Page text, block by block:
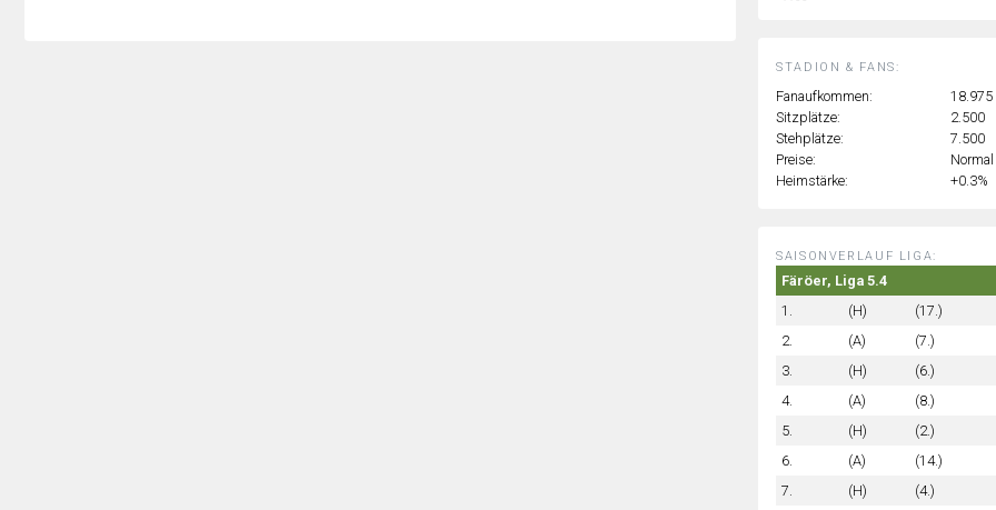
STADION & FANS:
Fanaufkommen:
18.975
Sitzplätze:
2.500
Stehplätze:
7.500
Preise:
Normal
Heimstärke:
+0.3%
SAISONVERLAUF LIGA:
Färöer, Liga 5.4
1.
(H) (17.)
2.
(A) (7.)
3.
(H) (6.)
4.
(A) (8.)
5.
(H) (2.)
6.
(A) (14.)
7.
(H) (4.)